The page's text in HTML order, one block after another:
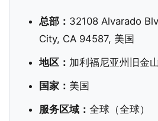
总部： 32108 Alvarado
City, CA 94587, 美国
地区： 加利福尼亚州旧金
国家： 美国
服务区域： 全球（全球）